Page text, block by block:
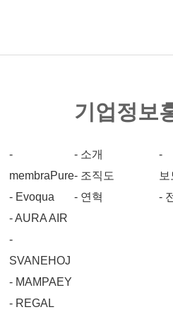
-
membraPure
- Evoqua
- AURA AIR
-
SVANEHOJ
- MAMPAEY
- REGAL
기업정보
- 소개
- 조직도
- 연혁
-
-